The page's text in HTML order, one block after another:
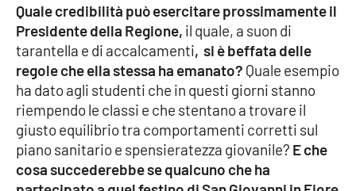
Lactv.it
Laconair.it
Lacitymag.it
Lacapitalenews.it
Ilreggino.it
Quale credibilità può esercitare prossimamente il
Presidente della Regione, il quale, a suon di
tarantella e di accalcamenti, si è beffata delle
regole che ella stessa ha emanato? Quale esempio
ha dato agli studenti che in questi giorni stanno
riempendo le classi e che stentano a trovare il
giusto equilibrio tra comportamenti corretti sul
piano sanitario e spensieratezza giovanile? E che
cosa succederebbe se qualcuno che ha